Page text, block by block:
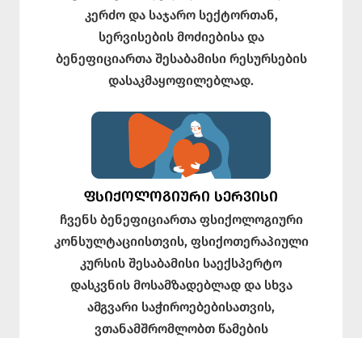
კერძო და საჯარო სექტორთან,
სერვისების მოძიებისა და
ბენეფიციართა შესაბამისი რესურსების
დასაკმაყოფილებლად.
ᲤᲡᲘᲥᲝᲚᲝᲒᲘᲣᲠᲘ ᲡᲔᲠᲕᲘᲡᲘ
ჩვენს ბენეფიციართა ფსიქოლოგიური
კონსულტაციისთვის, ფსიქოთერაპიული
კურსის შესაბამისი საექსპერტო
დასკვნის მოსამზადებლად და სხვა
ამგვარი საჭიროებებისათვის,
ვთანამშრომლობთ წამების